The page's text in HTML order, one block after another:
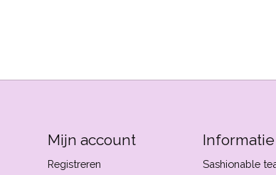
Mijn account
Registreren
Informatie
Sashionable